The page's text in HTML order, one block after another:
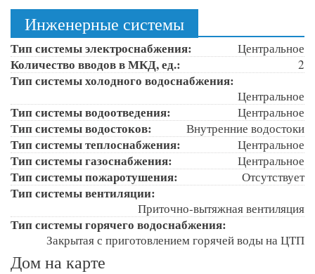
Инженерные системы
Тип системы электроснабжения: Центральное
Количество вводов в МКД, ед.: 2
Тип системы холодного водоснабжения:
Центральное
Тип системы водоотведения: Центральное
Тип системы водостоков: Внутренние водостоки
Тип системы теплоснабжения: Центральное
Тип системы газоснабжения: Центральное
Тип системы пожаротушения: Отсутствует
Тип системы вентиляции:
Приточно-вытяжная вентиляция
Тип системы горячего водоснабжения:
Закрытая с приготовлением горячей воды на ЦТП
Дом на карте